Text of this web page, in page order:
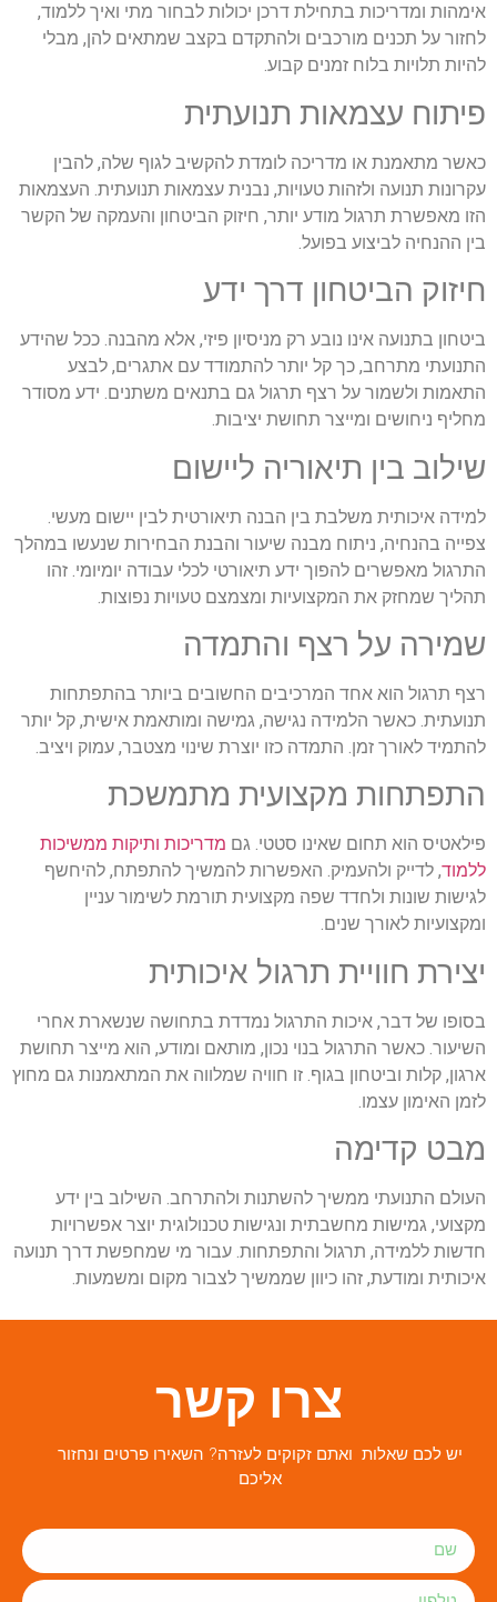
אימהות ומדריכות בתחילת דרכן יכולות לבחור מתי ואיך ללמוד,
לחזור על תכנים מורכבים ולהתקדם בקצב שמתאים להן, מבלי
להיות תלויות בלוח זמנים קבוע.
פיתוח עצמאות תנועתית
כאשר מתאמנת או מדריכה לומדת להקשיב לגוף שלה, להבין
עקרונות תנועה ולזהות טעויות, נבנית עצמאות תנועתית. העצמאות
הזו מאפשרת תרגול מודע יותר, חיזוק הביטחון והעמקה של הקשר
בין ההנחיה לביצוע בפועל.
חיזוק הביטחון דרך ידע
ביטחון בתנועה אינו נובע רק מניסיון פיזי, אלא מהבנה. ככל שהידע
התנועתי מתרחב, כך קל יותר להתמודד עם אתגרים, לבצע
התאמות ולשמור על רצף תרגול גם בתנאים משתנים. ידע מסודר
מחליף ניחושים ומייצר תחושת יציבות.
שילוב בין תיאוריה ליישום
למידה איכותית משלבת בין הבנה תיאורטית לבין יישום מעשי.
צפייה בהנחיה, ניתוח מבנה שיעור והבנת הבחירות שנעשו במהלך
התרגול מאפשרים להפוך ידע תיאורטי לכלי עבודה יומיומי. זהו
תהליך שמחזק את המקצועיות ומצמצם טעויות נפוצות
שמירה על רצף והתמדה
רצף תרגול הוא אחד המרכיבים החשובים ביותר בהתפתחות
תנועתית. כאשר הלמידה נגישה, גמישה ומותאמת אישית, קל יותר
להתמיד לאורך זמן. התמדה כזו יוצרת שינוי מצטבר, עמוק ויציב.
התפתחות מקצועית מתמשכת
פילאטיס הוא תחום שאינו סטטי. גם מדריכות ותיקות ממשיכות
ללמוד, לדייק ולהעמיק. האפשרות להמשיך להתפתח, להיחשף
לגישות שונות ולחדד שפה מקצועית תורמת לשימור עניין
ומקצועיות לאורך שנים.
יצירת חוויית תרגול איכותית
בסופו של דבר, איכות התרגול נמדדת בתחושה שנשארת אחרי
השיעור. כאשר התרגול בנוי נכון, מותאם ומודע, הוא מייצר תחושת
ארגון, קלות וביטחון בגוף. זו חוויה שמלווה את המתאמנות גם מחוץ
לזמן האימון עצמו
מבט קדימה
העולם התנועתי ממשיך להשתנות ולהתרחב. השילוב בין ידע
מקצועי, גמישות מחשבתית ונגישות טכנולוגית יוצר אפשרויות
חדשות ללמידה, תרגול והתפתחות. עבור מי שמחפשת דרך תנועה
איכותית ומודעת, זהו כיוון שממשיך לצבור מקום ומשמעות.
צרו קשר
יש לכם שאלות ואתם זקוקים לעזרה? השאירו פרטים ונחזור
אליכם